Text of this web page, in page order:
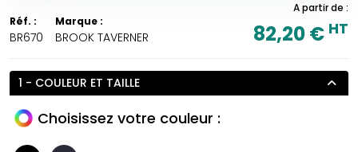
Réf. :
BR670
Marque :
BROOK TAVERNER
A partir de :
82,20 € HT
1 - COULEUR ET TAILLE
Choisissez votre couleur :